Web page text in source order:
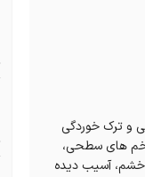
و ترک خوردگی
زخم های سطحی،
آسیب دیده